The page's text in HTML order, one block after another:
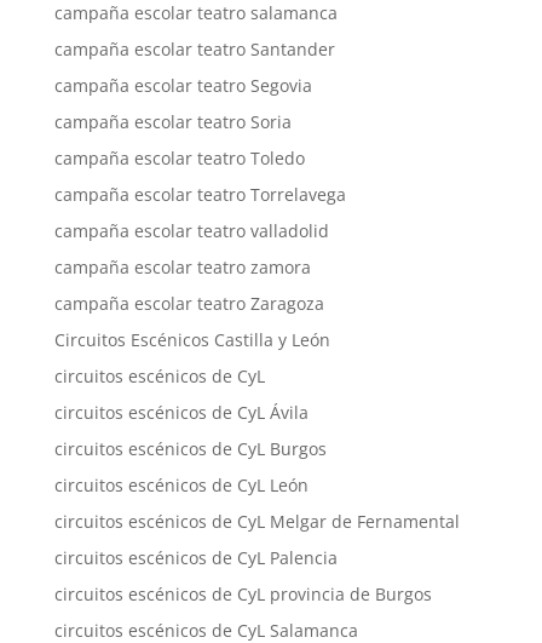
campaña escolar teatro salamanca
campaña escolar teatro Santander
campaña escolar teatro Segovia
campaña escolar teatro Soria
campaña escolar teatro Toledo
campaña escolar teatro Torrelavega
campaña escolar teatro valladolid
campaña escolar teatro zamora
campaña escolar teatro Zaragoza
Circuitos Escénicos Castilla y León
circuitos escénicos de CyL
circuitos escénicos de CyL Ávila
circuitos escénicos de CyL Burgos
circuitos escénicos de CyL León
circuitos escénicos de CyL Melgar de Fernamental
circuitos escénicos de CyL Palencia
circuitos escénicos de CyL provincia de Burgos
circuitos escénicos de CyL Salamanca